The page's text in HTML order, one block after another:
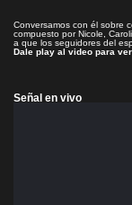
Conversamos con él sobre
compuesto por Nicole,
a que los seguidores del
Dale play al video para
Señal en vivo